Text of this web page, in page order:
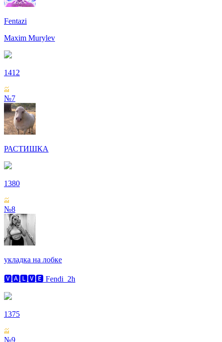
Fentazi
Maxim Murylev
1412
№7
РАСТИШКА
1380
№8
укладка на лобке
🆅🅰🅻🆅🅴 Fendi_2h
1375
№9